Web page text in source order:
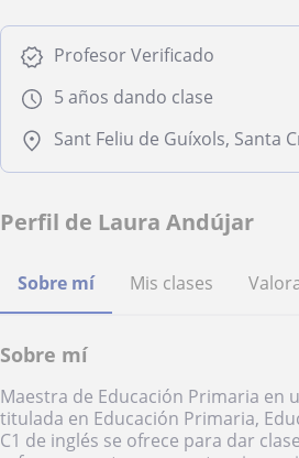
Profesor Verificado
5 años dando clase
Perfil de Laura Andújar
Sobre mí Mis clases
Sobre mí
Maestra de Educación Primaria en
titulada en Educación Primaria,
C1 de inglés se ofrece para dar